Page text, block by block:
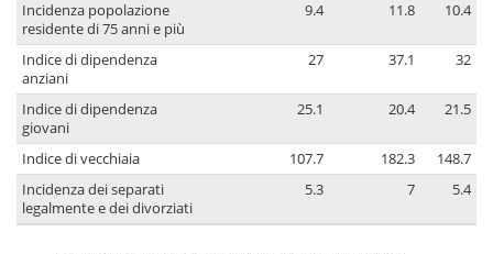
Incidenza popolazione
residente di 75 anni e più
9.4 11.8 10.4
Indice di dipendenza
anziani
27 37.1 32
Indice di dipendenza
giovani
25.1 20.4 21.5
Indice di vecchiaia 107.7 182.3
148.7
Incidenza dei separati
legalmente e dei divorziati
5.3 7 5.4